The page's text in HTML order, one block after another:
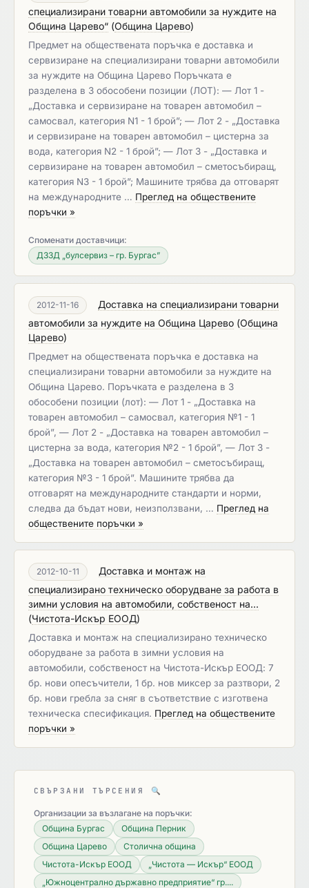
специализирани товарни автомобили за нуждите на
Община Царево“ (Община Царево)
Предмет на обществената поръчка е доставка и
сервизиране на специализирани товарни автомобили
за нуждите на Община Царево Поръчката е
разделена в 3 обособени позиции (ЛОТ): — Лот 1 -
„Доставка и сервизиране на товарен автомобил –
самосвал, категория N1 - 1 брой”; — Лот 2 - „Доставка
и сервизиране на товарен автомобил – цистерна за
вода, категория N2 - 1 брой”; — Лот 3 - „Доставка и
сервизиране на товарен автомобил – сметосъбиращ,
категория N3 - 1 брой”; Машините трябва да отговарят
на международните … Преглед на обществените
поръчки »
Споменати доставчици:
ДЗЗД „булсервиз – гр. Бургас”
2012-11-16
Доставка на специализирани товарни
автомобили за нуждите на Община Царево (Община
Царево)
Предмет на обществената поръчка е доставка на
специализирани товарни автомобили за нуждите на
Община Царево. Поръчката е разделена в 3
обособени позиции (лот): — Лот 1 - „Доставка на
товарен автомобил – самосвал, категория №1 - 1
брой”, — Лот 2 - „Доставка на товарен автомобил –
цистерна за вода, категория №2 - 1 брой”, — Лот 3 -
„Доставка на товарен автомобил – сметосъбиращ,
категория №3 - 1 брой”. Машините трябва да
отговарят на международните стандарти и норми,
следва да бъдат нови, неизползвани, … Преглед на
обществените поръчки »
2012-10-11
Доставка и монтаж на
специализирано техническо оборудване за работа в
зимни условия на автомобили, собственост на...
(Чистота-Искър ЕООД)
Доставка и монтаж на специализирано техническо
оборудване за работа в зимни условия на
автомобили, собственост на Чистота-Искър ЕООД: 7
бр. нови опесъчители, 1 бр. нов миксер за разтвори, 2
бр. нови гребла за сняг в съответствие с изготвена
техническа спесификация. Преглед на обществените
поръчки »
СВЪРЗАНИ ТЪРСЕНИЯ 🔍
Организации за възлагане на поръчки:
Община Бургас
Община Перник
Община Царево
Столична община
Чистота-Искър ЕООД
„Чистота — Искър“ ЕООД
„Южноцентрално държавно предприятие“ гр....